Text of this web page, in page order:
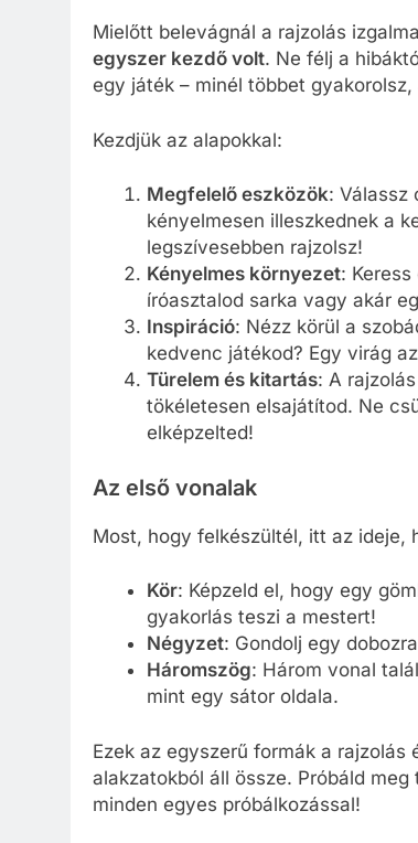
Mielőtt belevágnál a rajzolás
egyszer kezdő volt. Ne félj a
egy játék – minél többet
Kezdjük az alapokkal:
Megfelelő eszközök: Válassz
kényelmesen illeszkednek a
legszívesebben rajzolsz!
Kényelmes környezet:
íróasztalod sarka vagy akár
Inspiráció: Nézz körül a
kedvenc játékod? Egy virág
Türelem és kitartás: A
tökéletesen elsajátítod. Ne
elképzelted!
Az első vonalak
Most, hogy felkészültél, itt az ideje,
Kör: Képzeld el, hogy egy
gyakorlás teszi a mestert!
Négyzet: Gondolj egy
Háromszög: Három vonal
mint egy sátor oldala.
Ezek az egyszerű formák a
alakzatokból áll össze. Próbáld
minden egyes próbálkozással!